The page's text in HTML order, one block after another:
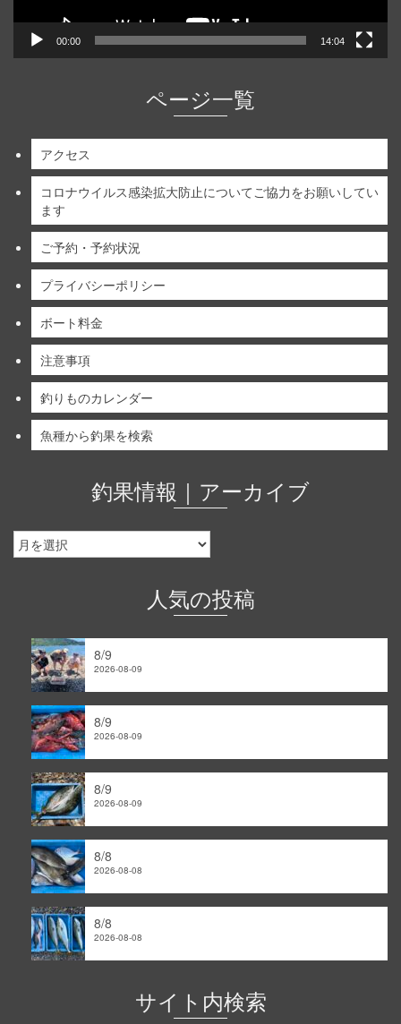
00:00 14:04
ページ一覧
アクセス
コロナウイルス感染拡大防止についてご協力をお願いしてい
ます
ご予約・予約状況
プライバシーポリシー
ボート料金
注意事項
釣りものカレンダー
魚種から釣果を検索
釣果情報｜アーカイブ
釣
果
人気の投稿
8/9
2026-08-09
8/9
2026-08-09
8/9
2026-08-09
8/8
2026-08-08
8/8
2026-08-08
サイト内検索